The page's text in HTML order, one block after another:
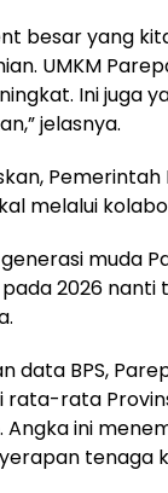
besar yang
UMKM
Ini juga
jelasnya.
melalui
generasi muda
2026 nanti
data BPS,
rata-rata
Angka ini
tenaga